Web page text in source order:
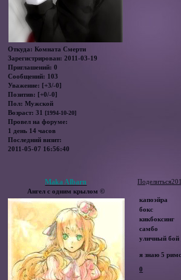
Откуда: Комната Смерти
Зарегистрирован: 2011-03-19
Приглашений: 0
Сообщений: 103
Уважение: [+3/-0]
Позитив: [+0/-0]
Пол: Мужской
Возраст: 31 [1994-10-20]
Провел на форуме:
1 день 14 часов
Последний визит:
2011-05-07 16:56:40
Поделиться
Maka Albarn
Ангел с одним крылом ©
капоэйра
бокс
кикбоксинг
самбо
уличный бой
я знаю 5
0